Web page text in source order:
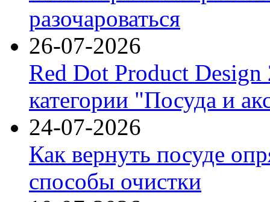
разочароваться
26-07-2026
Red Dot Product Design
категории "Посуда и
24-07-2026
Как вернуть посуде
способы очистки